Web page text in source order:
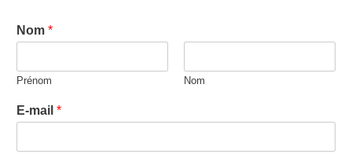
Nom *
Prénom Nom
E-mail *